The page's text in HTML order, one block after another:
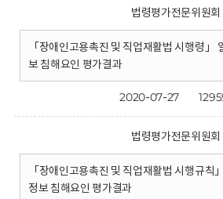
법령평가전문위원회
「장애인고용촉진 및 직업재활법 시행령」
보 침해요인 평가결과
2020-07-27
법령평가전문위원회
「장애인고용촉진 및 직업재활법 시행규칙
정보 침해요인 평가결과